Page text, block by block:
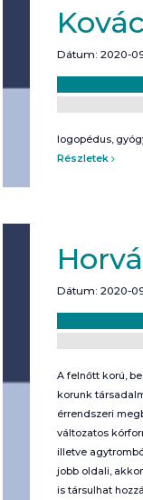
Dátum: 2020-
logopédus,
Részletek
Dátum: 2020-
A felnőtt korú,
korunk
érrendszeri
változatos
illetve
jobb oldali, akkor
is társulhat